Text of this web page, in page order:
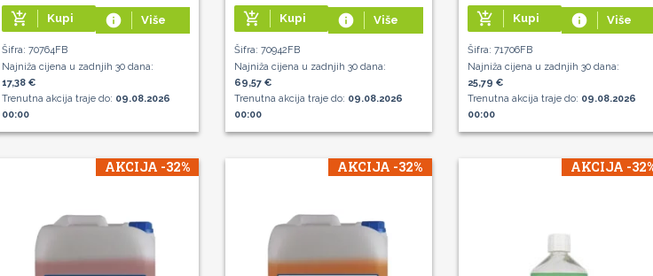
add_shopping_cart Kupi info Više
Šifra: 70764FB
Najniža cijena u zadnjih 30 dana:
17,38 €
Trenutna akcija traje do: 09.08.2026
00:00
add_shopping_cart Kupi info Više
Šifra: 70942FB
Najniža cijena u zadnjih 30 dana:
69,57 €
Trenutna akcija traje do: 09.08.2026
00:00
add_shopping_cart Kupi info Više
Šifra: 71706FB
Najniža cijena u zadnjih 30 dana:
25,79 €
Trenutna akcija traje do: 09.08.2026
00:00
AKCIJA -32% AKCIJA -32% AKCIJA -